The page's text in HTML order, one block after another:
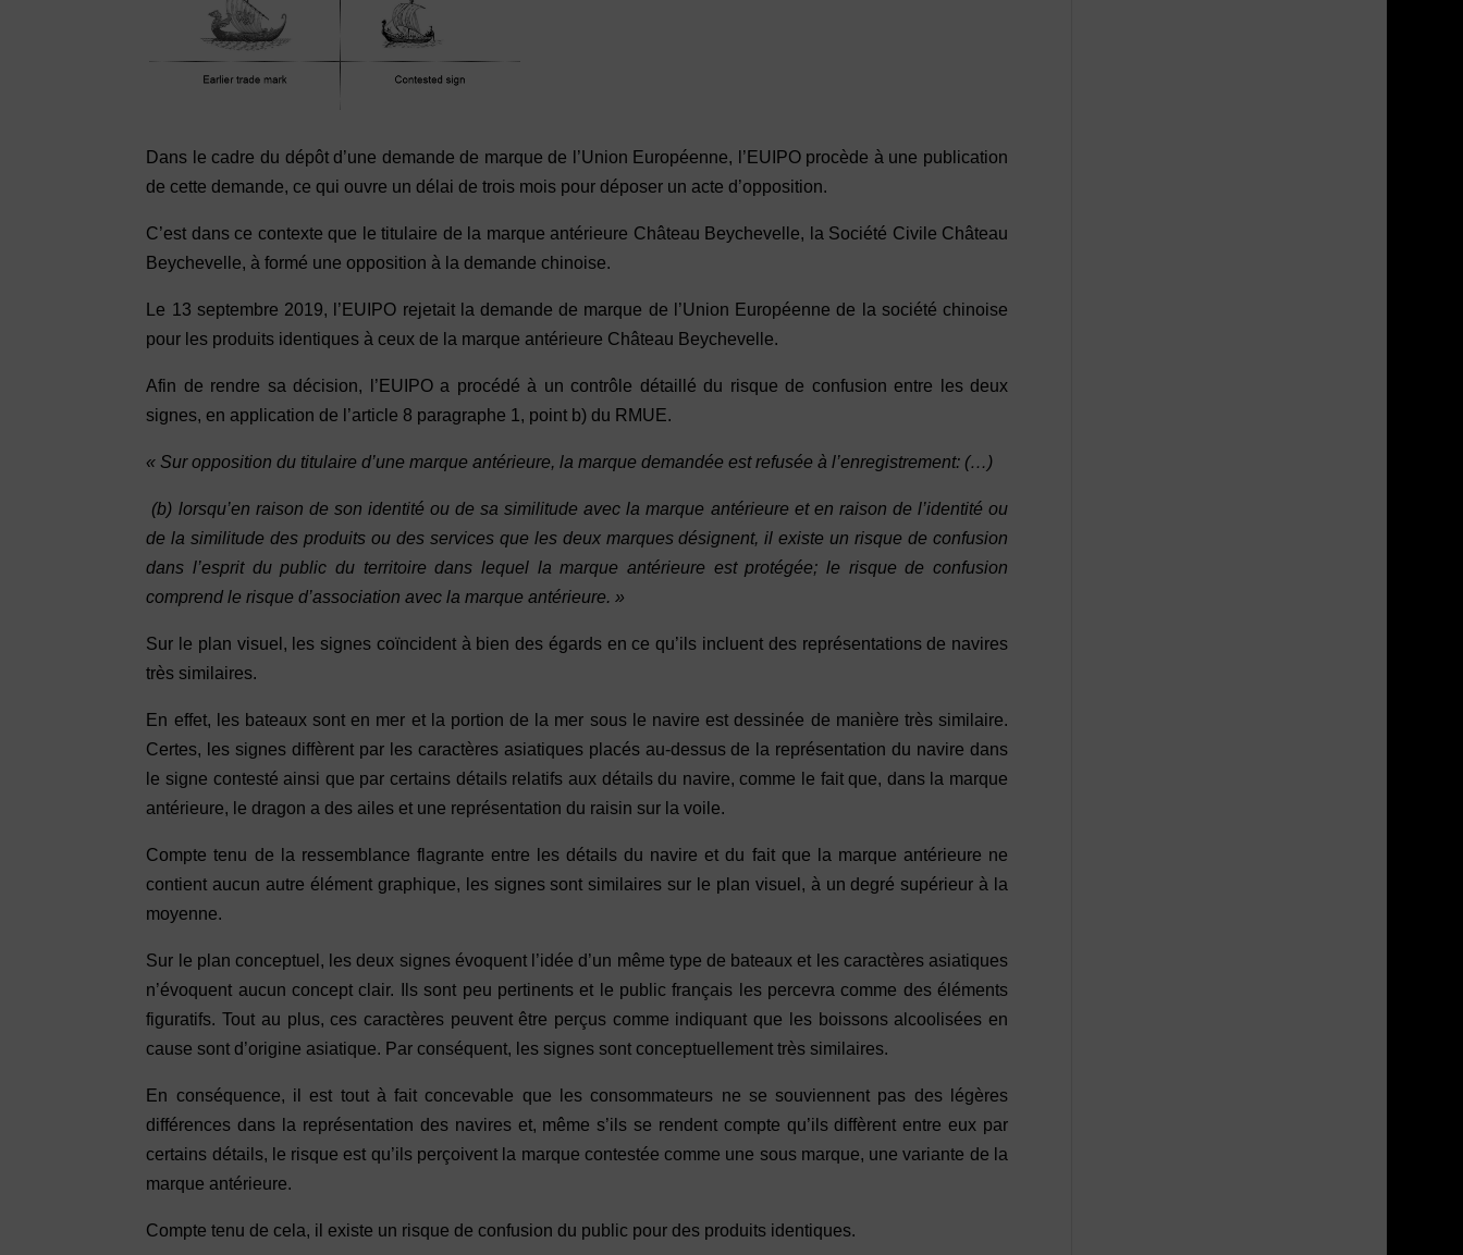
Dans le cadre du dépôt d’une demande de marque de l’Union Européenne, l’EUIPO procède à une publication
de cette demande, ce qui ouvre un délai de trois mois pour déposer un acte d’opposition.
C’est dans ce contexte que le titulaire de la marque antérieure Château Beychevelle, la Société Civile Château
Beychevelle, à formé une opposition à la demande chinoise.
Le 13 septembre 2019, l’EUIPO rejetait la demande de marque de l’Union Européenne de la société chinoise
pour les produits identiques à ceux de la marque antérieure Château Beychevelle.
Afin de rendre sa décision, l’EUIPO a procédé à un contrôle détaillé du risque de confusion entre les deux
signes, en application de l’article 8 paragraphe 1, point b) du RMUE.
« Sur opposition du titulaire d’une marque antérieure, la marque demandée est refusée à l’enregistrement: (…)
(b) lorsqu’en raison de son identité ou de sa similitude avec la marque antérieure et en raison de l’identité ou
de la similitude des produits ou des services que les deux marques désignent, il existe un risque de confusion
dans l’esprit du public du territoire dans lequel la marque antérieure est protégée; le risque de confusion
comprend le risque d’association avec la marque antérieure. »
Sur le plan visuel, les signes coïncident à bien des égards en ce qu’ils incluent des représentations de navires
très similaires.
En effet, les bateaux sont en mer et la portion de la mer sous le navire est dessinée de manière très similaire.
Certes, les signes diffèrent par les caractères asiatiques placés au-dessus de la représentation du navire dans
le signe contesté ainsi que par certains détails relatifs aux détails du navire, comme le fait que, dans la marque
antérieure, le dragon a des ailes et une représentation du raisin sur la voile.
Compte tenu de la ressemblance flagrante entre les détails du navire et du fait que la marque antérieure ne
contient aucun autre élément graphique, les signes sont similaires sur le plan visuel, à un degré supérieur à la
moyenne.
Sur le plan conceptuel, les deux signes évoquent l’idée d’un même type de bateaux et les caractères asiatiques
n’évoquent aucun concept clair. Ils sont peu pertinents et le public français les percevra comme des éléments
figuratifs. Tout au plus, ces caractères peuvent être perçus comme indiquant que les boissons alcoolisées en
cause sont d’origine asiatique. Par conséquent, les signes sont conceptuellement très similaires.
En conséquence, il est tout à fait concevable que les consommateurs ne se souviennent pas des légères
différences dans la représentation des navires et, même s’ils se rendent compte qu’ils diffèrent entre eux par
certains détails, le risque est qu’ils perçoivent la marque contestée comme une sous marque, une variante de la
marque antérieure.
Compte tenu de cela, il existe un risque de confusion du public pour des produits identiques.